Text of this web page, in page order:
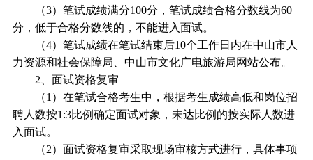
（3）笔试成绩满分100分，笔试成绩合格分数线为60
分，低于合格分数线的，不能进入面试。
（4）笔试成绩在笔试结束后10个工作日内在中山市人
力资源和社会保障局、中山市文化广电旅游局网站公布。
2、面试资格复审
（1）在笔试合格考生中，根据考生成绩高低和岗位招
聘人数按1:3比例确定面试对象，未达比例的按实际人数进
入面试。
（2）面试资格复审采取现场审核方式进行，具体事项